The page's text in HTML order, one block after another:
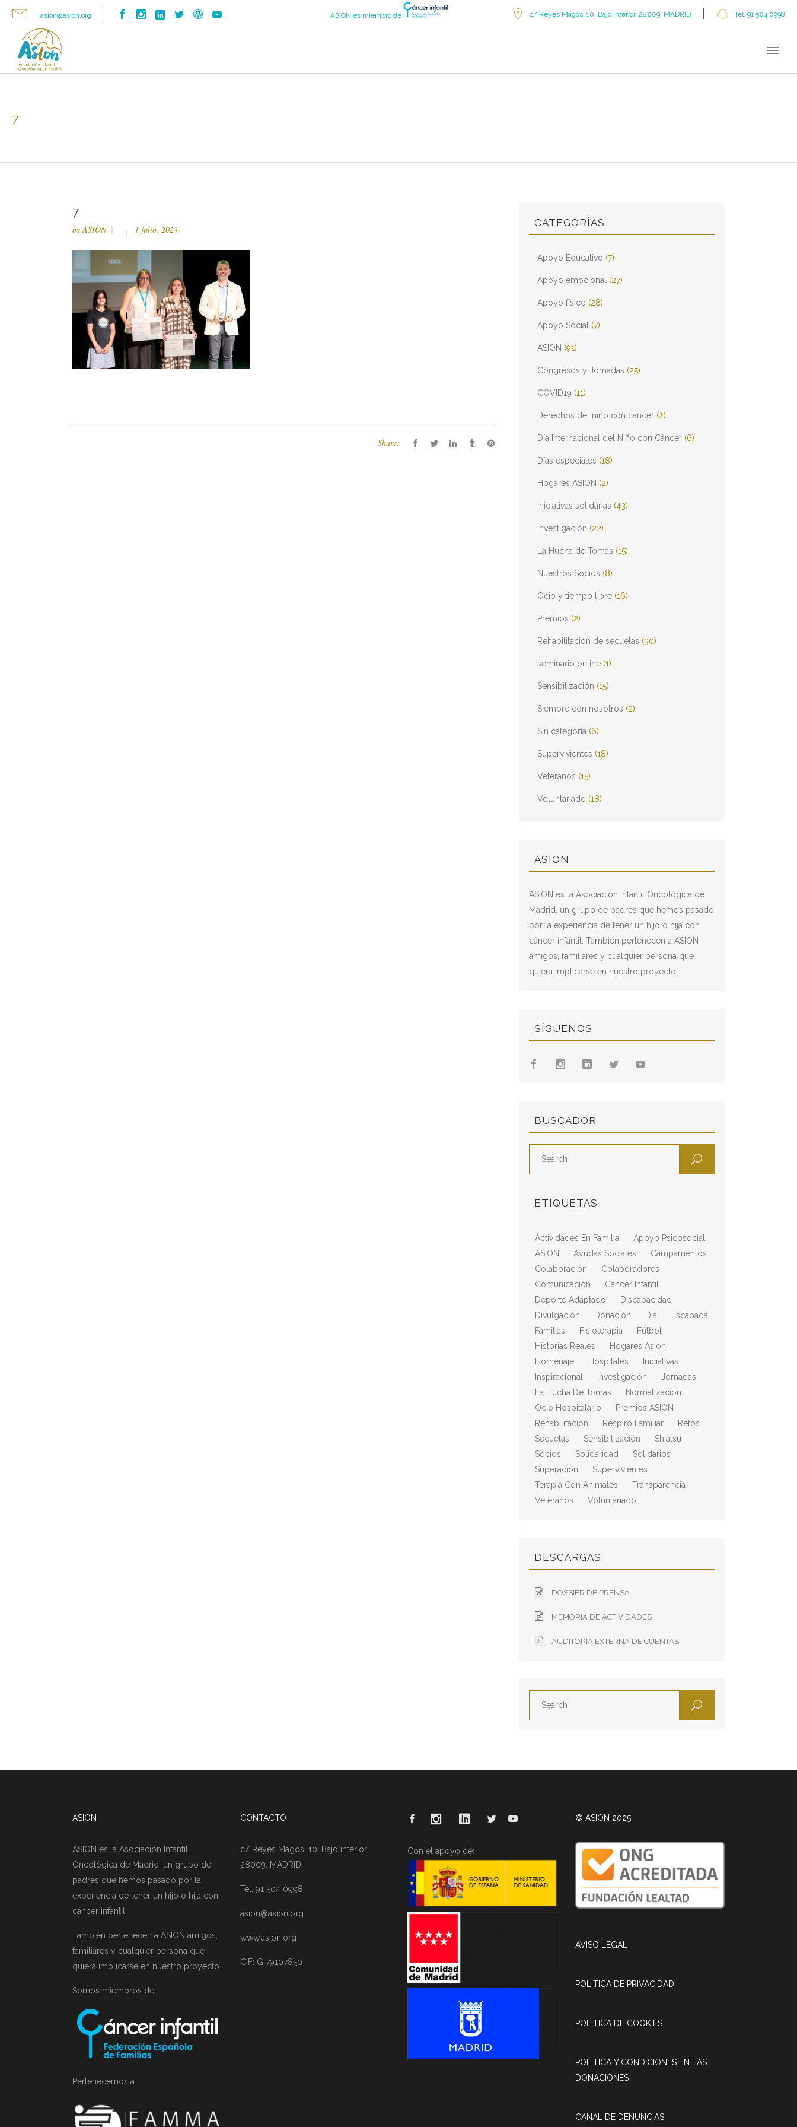
asion@asion.org ASION es miembro de c/ Reyes Magos, 10. Bajo interior. 28009. MADRID Tel. 91 504 0998
7
7
byASION 1 julio, 2024
Share:
CATEGORÍAS
Apoyo Educativo (7)
Apoyo emocional (27)
Apoyo físico (28)
Apoyo Social (7)
ASION (91)
Congresos y Jornadas (25)
COVID19 (11)
Derechos del niño con cáncer (2)
Día Internacional del Niño con Cáncer (6)
Días especiales (18)
Hogares ASION (2)
Iniciativas solidarias (43)
Investigación (22)
La Hucha de Tomás (15)
Nuestros Socios (8)
Ocio y tiempo libre (16)
Premios (2)
Rehabilitación de secuelas (30)
seminario online (1)
Sensibilización (15)
Siempre con nosotros (2)
Sin categoría (6)
Supervivientes (18)
Veteranos (15)
Voluntariado (18)
ASION
ASION es la Asociación Infantil Oncológica de
Madrid, un grupo de padres que hemos pasado
por la experiencia de tener un hijo o hija con
cáncer infantil. También pertenecen a ASION
amigos, familiares y cualquier persona que
quiera implicarse en nuestro proyecto.
SÍGUENOS
BUSCADOR
ETIQUETAS
Actividades En Familia
Apoyo Psicosocial
ASION
Ayudas Sociales
Campamentos
Colaboración
Colaboradores
Comunicación
Cáncer Infantil
Deporte Adaptado
Discapacidad
Divulgación
Donación Día
Escapada
Familias
Fisioterapia
Fútbol
Historias Reales
Hogares Asion
Homenaje
Hospitales
Iniciativas
Inspiracional
Investigación
Jornadas
La Hucha De Tomás
Normalización
Ocio Hospitalario
Premios ASION
Rehabilitación
Respiro Familiar
Retos
Secuelas
Sensibilización
Shiatsu
Socios
Solidaridad
Solidarios
Superación
Supervivientes
Terapia Con Animales
Transparencia
Veteranos
Voluntariado
DESCARGAS
DOSSIER DE PRENSA
MEMORIA DE ACTIVIDADES
AUDITORIA EXTERNA DE CUENTAS
ASION
ASION es la Asociación Infantil
Oncológica de Madrid, un grupo de
padres que hemos pasado por la
experiencia de tener un hijo o hija con
cáncer infantil.
También pertenecen a ASION amigos,
familiares y cualquier persona que
quiera implicarse en nuestro proyecto.
Somos miembros de:
Pertenecemos a:
CONTACTO
c/ Reyes Magos, 10. Bajo interior.
28009. MADRID
Tel. 91 504 0998
asion@asion.org
www.asion.org
CIF: G 79107850
Con el apoyo de:
© ASION 2025
AVISO LEGAL
POLITICA DE PRIVACIDAD
POLITICA DE COOKIES
POLITICA Y CONDICIONES EN LAS
DONACIONES
CANAL DE DENUNCIAS